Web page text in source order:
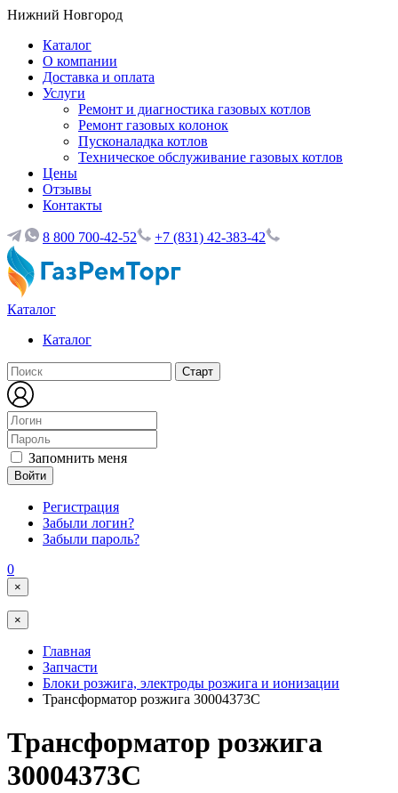
Нижний Новгород
Каталог
О компании
Доставка и оплата
Услуги
Ремонт и диагностика газовых котлов
Ремонт газовых колонок
Пусконаладка котлов
Техническое обслуживание газовых котлов
Цены
Отзывы
Контакты
8 800 700-42-52 +7 (831) 42-383-42
Каталог
Каталог
Запомнить меня
Войти
Регистрация
Забыли логин?
Забыли пароль?
0
×
×
Главная
Запчасти
Блоки розжига, электроды розжига и ионизации
Трансформатор розжига 30004373C
Трансформатор розжига
30004373C